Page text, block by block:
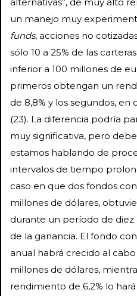
un manejo muy
funds, acciones no
sólo 10 a 25% de las
inferior a 100 millones de
primeros obtengan un
de 8,8% y los segundos, en
(23). La diferencia podría
muy significativa, pero
estamos hablando de
intervalos de tiempo
caso en que dos fondos
millones de dólares,
durante un período de
de la ganancia. El fondo
anual habrá crecido al cabo
millones de dólares,
rendimiento de 6,2% lo